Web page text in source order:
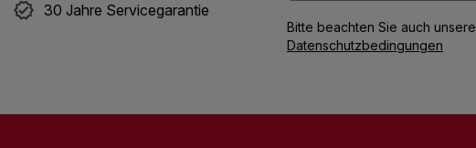
30 Jahre Servicegarantie
Bitte beachten Sie auch unsere
Datenschutzbedingungen